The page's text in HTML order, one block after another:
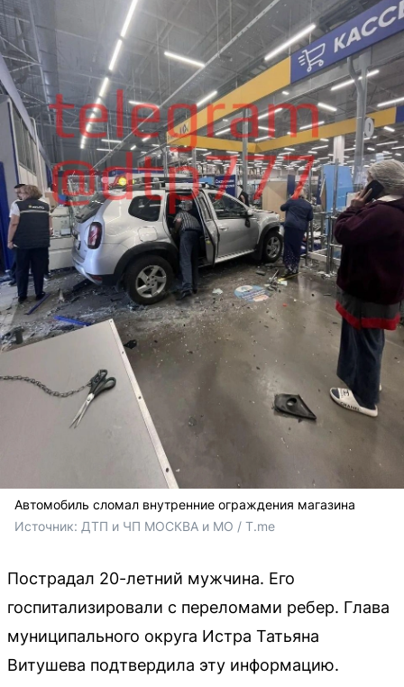
Автомобиль сломал внутренние ограждения магазина
Источник: ДТП и ЧП МОСКВА и МО / T.me
Пострадал 20-летний мужчина. Его
госпитализировали с переломами ребер. Глава
муниципального округа Истра Татьяна
Витушева подтвердила эту информацию.